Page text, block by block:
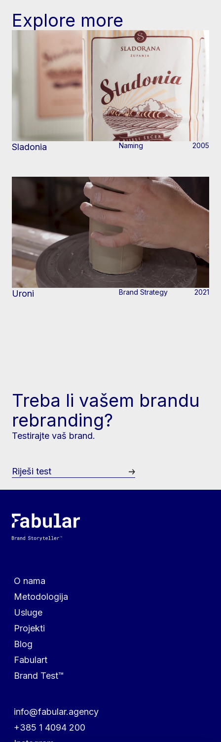
Explore more
Sladonia Naming 2005
Uroni Brand Strategy 2021
Treba li vašem brandu
rebranding?
Testirajte vaš brand.
Riješi test
O nama
Metodologija
Usluge
Projekti
Blog
Fabulart
Brand Test™
info@fabular.agency
+385 1 4094 200